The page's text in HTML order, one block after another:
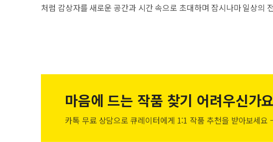
처럼 감상자를 새로운 공간과 시간 속으로 초대하며 잠시나마 일상의
마음에 드는 작품 찾기 어려우신가
카톡 무료 상담으로 큐레이터에게 1:1 작품 추천을 받아보세